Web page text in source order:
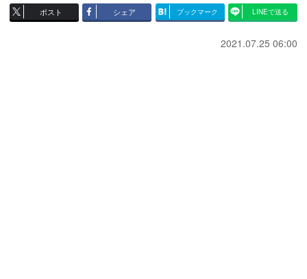
ポスト シェア ブックマーク LINEで送る
2021.07.25 06:00